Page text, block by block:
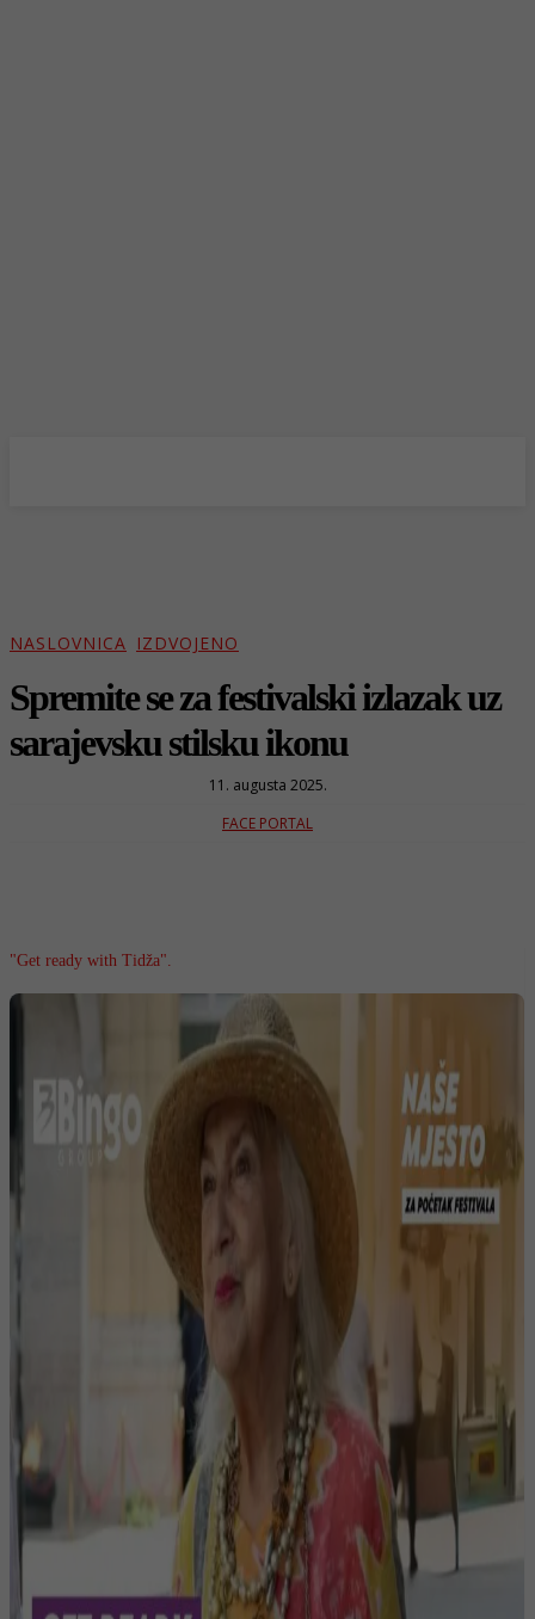
NASLOVNICA IZDVOJENO
Spremite se za festivalski izlazak uz
sarajevsku stilsku ikonu
11. augusta 2025.
FACE PORTAL
"Get ready with Tidža".